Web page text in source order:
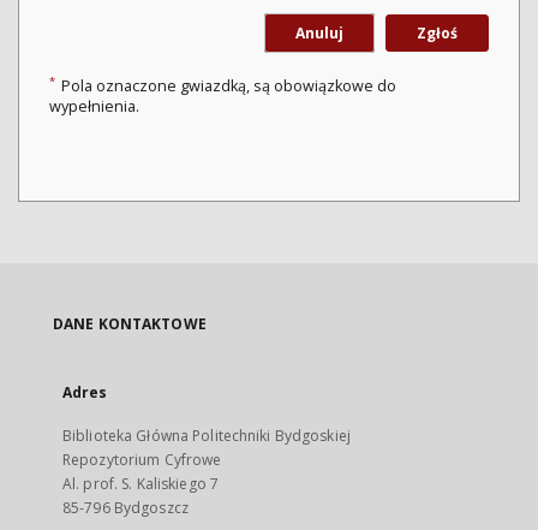
Anuluj Zgłoś
* Pola oznaczone gwiazdką, są obowiązkowe do
wypełnienia.
DANE KONTAKTOWE
Adres
Biblioteka Główna Politechniki Bydgoskiej
Repozytorium Cyfrowe
Al. prof. S. Kaliskiego 7
85-796 Bydgoszcz